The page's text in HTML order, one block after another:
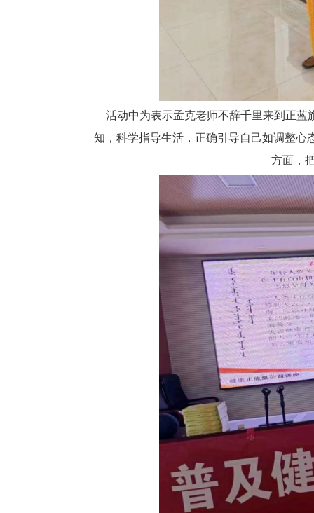
活动中为表示孟克老师不辞千里来到正
知，科学指导生活，正确引导自己如调整心
方面，